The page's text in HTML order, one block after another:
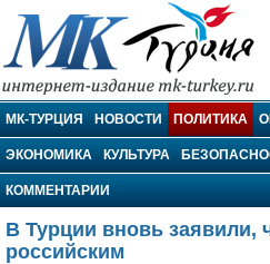
МК-Турция
МК-ТУРЦИЯ НОВОСТИ ПОЛИТИКА
ЭКОНОМИКА КУЛЬТУРА
КОММЕНТАРИИ
В Турции вновь заявили,
российским